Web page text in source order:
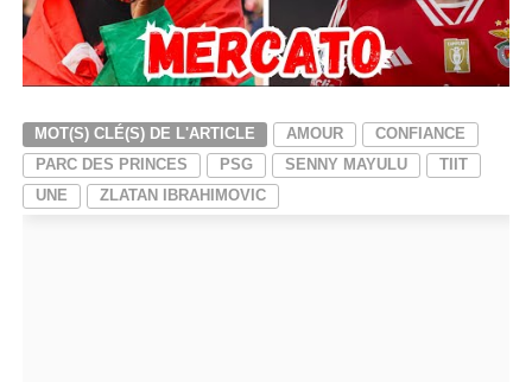
MOT(S) CLÉ(S) DE L'ARTICLE AMOUR
CONFIANCE
PARC DES PRINCES
PSG SENNY MAYULU
TIIT
UNE
ZLATAN IBRAHIMOVIC